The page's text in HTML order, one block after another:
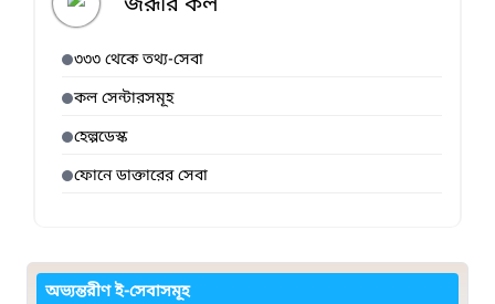
৩৩৩ থেকে তথ্য-সেবা
কল সেন্টারসমূহ
হেল্পডেস্ক
ফোনে ডাক্তারের সেবা
অভ্যন্তরীণ ই-সেবাসমূহ